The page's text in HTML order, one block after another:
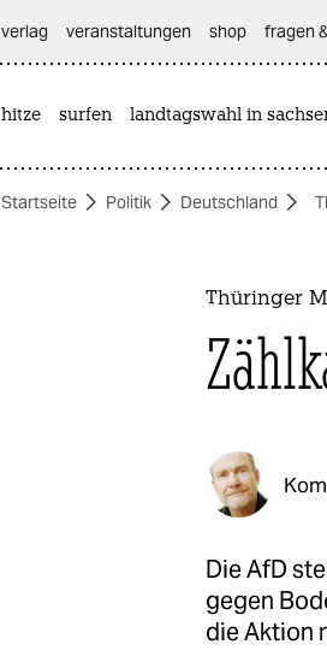
themen
verlag
veranstaltungen shop fragen
hitze surfen landtagswahl in
Startseite Politik Deutschland
Thüringer
Die AfD
gegen
die Aktion